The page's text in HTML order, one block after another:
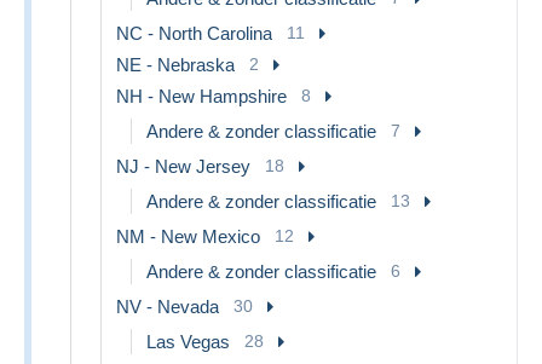
NC - North Carolina 11
NE - Nebraska 2
NH - New Hampshire 8
Andere & zonder classificatie 7
NJ - New Jersey 18
Andere & zonder classificatie 13
NM - New Mexico 12
Andere & zonder classificatie 6
NV - Nevada 30
Las Vegas 28